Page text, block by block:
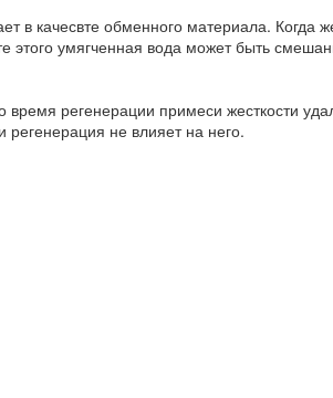
в качесвте обменного материала. Когда
этого умягченная вода может быть
регенерации примеси жесткости
не влияет на него.